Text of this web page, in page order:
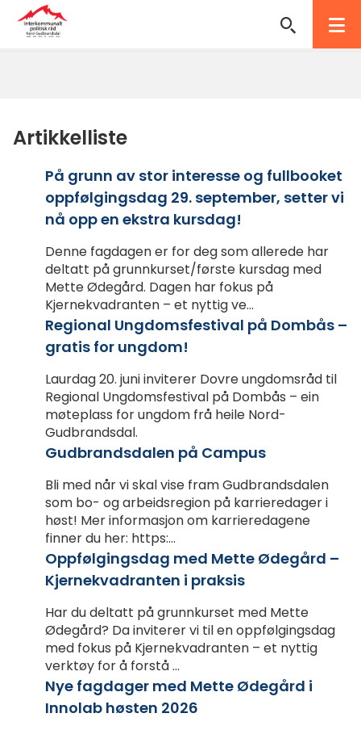
Interkommunalt
Nord-
Gudbrandsdal
Artikkelliste
På grunn av stor interesse og fullbooket
oppfølgingsdag 29. september, setter vi
nå opp en ekstra kursdag!
Denne fagdagen er for deg som allerede har
deltatt på grunnkurset/første kursdag med
Mette Ødegård. Dagen har fokus på
Kjernekvadranten – et nyttig ve...
Regional Ungdomsfestival på Dombås –
gratis for ungdom!
Laurdag 20. juni inviterer Dovre ungdomsråd til
Regional Ungdomsfestival på Dombås – ein
møteplass for ungdom frå heile Nord-
Gudbrandsdal.
Gudbrandsdalen på Campus
Bli med når vi skal vise fram Gudbrandsdalen
som bo- og arbeidsregion på karrieredager i
høst! Mer informasjon om karrieredagene
finner du her: https:...
Oppfølgingsdag med Mette Ødegård –
Kjernekvadranten i praksis
Har du deltatt på grunnkurset med Mette
Ødegård? Da inviterer vi til en oppfølgingsdag
med fokus på Kjernekvadranten – et nyttig
verktøy for å forstå ...
Nye fagdager med Mette Ødegård i
Innolab høsten 2026